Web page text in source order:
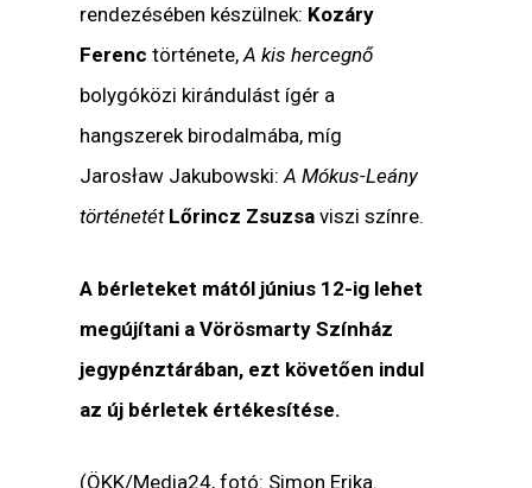
rendezésében készülnek: Kozáry
Ferenctörténete,A kis hercegnő
bolygóközi kirándulást ígér a
hangszerek birodalmába, míg
Jarosław Jakubowski:A Mókus-Leány
történetét Lőrincz Zsuzsa viszi színre.
A bérleteket mától június 12-ig lehet
megújítani a Vörösmarty Színház
jegypénztárában, ezt követően indul
az új bérletek értékesítése.
(ÖKK/Media24, fotó: Simon Erika.